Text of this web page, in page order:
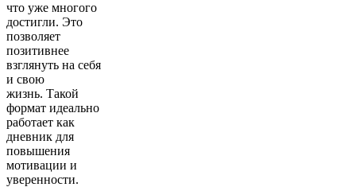
что уже многого
достигли. Это
позволяет
позитивнее
взглянуть на себя
и свою
жизнь. Такой
формат идеально
работает как
дневник для
повышения
мотивации и
уверенности.